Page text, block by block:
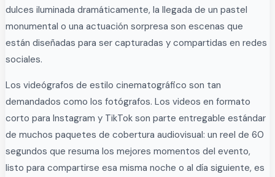
dulces iluminada dramáticamente, la llegada de un pastel
monumental o una actuación sorpresa son escenas que
están diseñadas para ser capturadas y compartidas en redes
sociales.
Los videógrafos de estilo cinematográfico son tan
demandados como los fotógrafos. Los videos en formato
corto para Instagram y TikTok son parte entregable estándar
de muchos paquetes de cobertura audiovisual: un reel de 60
segundos que resuma los mejores momentos del evento,
listo para compartirse esa misma noche o al día siguiente, es